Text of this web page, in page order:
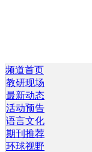
频道首页
教研现场
最新动态
活动预告
语言文化
期刊推荐
环球视野